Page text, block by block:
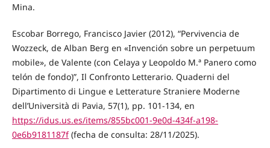
Mina.
Escobar Borrego, Francisco Javier (2012), “Pervivencia de
Wozzeck, de Alban Berg en «Invención sobre un perpetuum
mobile», de Valente (con Celaya y Leopoldo M.ª Panero como
telón de fondo)”, Il Confronto Letterario. Quaderni del
Dipartimento di Lingue e Letterature Straniere Moderne
dell’Università di Pavia, 57(1), pp. 101-134, en
https://idus.us.es/items/855bc001-9e0d-434f-a198-
0e6b9181187f(fecha de consulta: 28/11/2025).